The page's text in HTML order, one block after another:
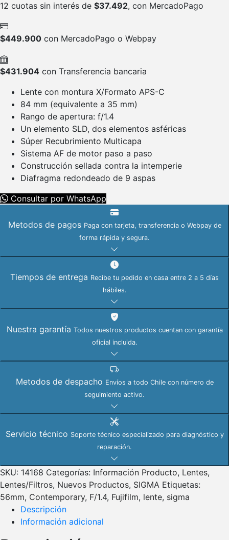
12 cuotas sin interés de $37.492, con MercadoPago
$449.900 con MercadoPago o Webpay
$431.904 con Transferencia bancaria
Lente con montura X/Formato APS-C
84 mm (equivalente a 35 mm)
Rango de apertura: f/1.4
Un elemento SLD, dos elementos asféricas
Súper Recubrimiento Multicapa
Sistema AF de motor paso a paso
Construcción sellada contra la intemperie
Diafragma redondeado de 9 aspas
Consultar por WhatsApp
Metodos de pagos Paga con tarjeta, transferencia o Webpay de
forma rápida y segura.
Tiempos de entrega Recibe tu pedido en casa entre 2 a 5 días
hábiles.
Nuestra garantía Todos nuestros productos cuentan con garantía
oficial incluida.
Metodos de despacho Envíos a todo Chile con número de
seguimiento activo.
Servicio técnico Soporte técnico especializado para diagnóstico y
reparación.
SKU: 14168 Categorías: Información Producto, Lentes,
Lentes/Filtros, Nuevos Productos, SIGMA Etiquetas:
56mm, Contemporary, F/1.4, Fujifilm, lente, sigma
Descripción
Información adicional